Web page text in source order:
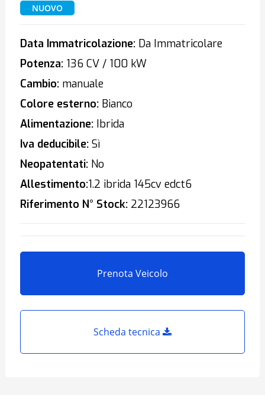
NUOVO
Data Immatricolazione:Da Immatricolare
Potenza:136 CV / 100 kW
Cambio:manuale
Colore esterno:Bianco
Alimentazione:Ibrida
Iva deducibile:Sì
Neopatentati:No
Allestimento:1.2 ibrida 145cv edct6
Riferimento N° Stock:22123966
Prenota Veicolo
Scheda tecnica